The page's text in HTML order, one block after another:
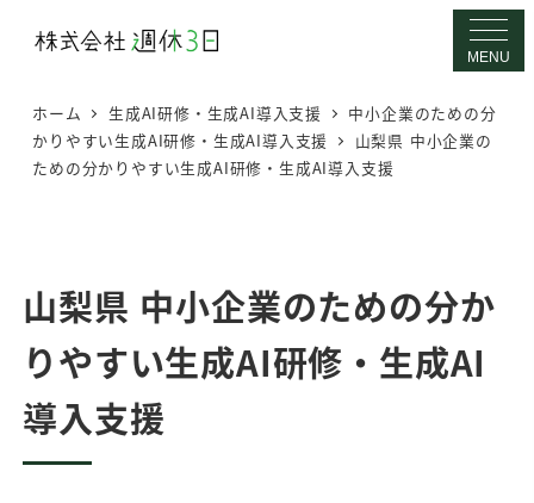
へ
移
MENU
ホーム 生成AI研修・生成AI導入支援
中小企業のための分
かりやすい生成AI研修・生成AI導入支援
山梨県 中小企業の
ための分かりやすい生成AI研修・生成AI導入支援
山梨県 中小企業のための分か
りやすい生成AI研修・生成AI
導入支援